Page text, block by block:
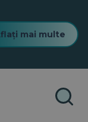
mai multe